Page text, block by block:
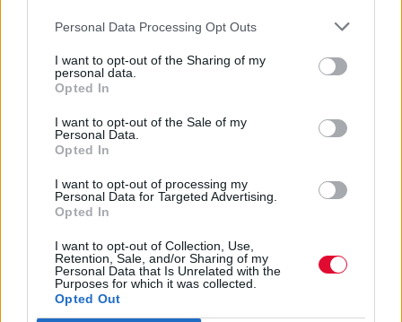
Personal Data Processing Opt Outs
I want to opt-out of the Sharing of my
personal data.
Opted In
I want to opt-out of the Sale of my
Personal Data.
Opted In
I want to opt-out of processing my
Personal Data for Targeted Advertising.
Opted In
I want to opt-out of Collection, Use,
Retention, Sale, and/or Sharing of my
Personal Data that Is Unrelated with the
Purposes for which it was collected.
Opted Out